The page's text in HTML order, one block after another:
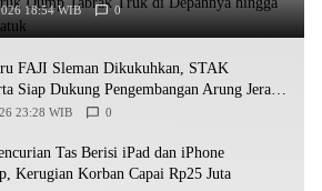
18:54 WIB 0
FAJI Sleman Dikukuhkan, STAK
Siap Dukung Pengembangan Arung Jeram
23:28 WIB 0
Tas Berisi iPad dan iPhone
Kerugian Korban Capai Rp25 Juta